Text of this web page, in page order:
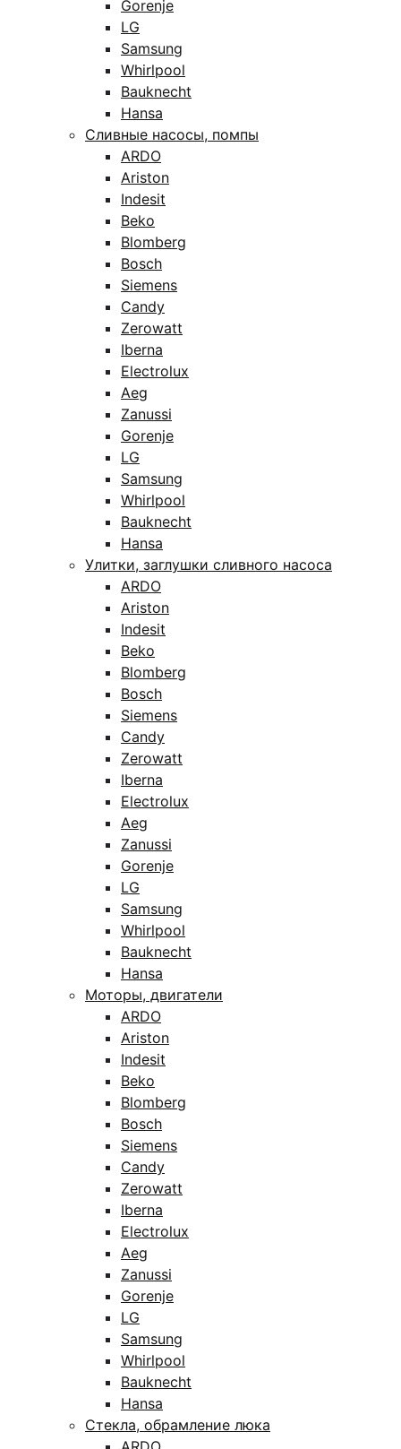
Gorenje
LG
Samsung
Whirlpool
Bauknecht
Hansa
Сливные насосы, помпы
ARDO
Ariston
Indesit
Beko
Blomberg
Bosch
Siemens
Candy
Zerowatt
Iberna
Electrolux
Aeg
Zanussi
Gorenje
LG
Samsung
Whirlpool
Bauknecht
Hansa
Улитки, заглушки сливного насоса
ARDO
Ariston
Indesit
Beko
Blomberg
Bosch
Siemens
Candy
Zerowatt
Iberna
Electrolux
Aeg
Zanussi
Gorenje
LG
Samsung
Whirlpool
Bauknecht
Hansa
Моторы, двигатели
ARDO
Ariston
Indesit
Beko
Blomberg
Bosch
Siemens
Candy
Zerowatt
Iberna
Electrolux
Aeg
Zanussi
Gorenje
LG
Samsung
Whirlpool
Bauknecht
Hansa
Стекла, обрамление люка